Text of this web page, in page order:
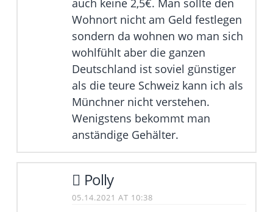
Wohnort nicht am Geld festlegen
sondern da wohnen wo man sich
wohlfühlt aber die ganzen
Deutschland ist soviel günstiger
als die teure Schweiz kann ich als
Münchner nicht verstehen.
Wenigstens bekommt man
anständige Gehälter.
Polly
05.14.2021 AT 10:38